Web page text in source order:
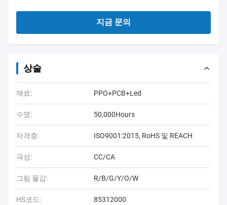
지금 문의
상술
재료: PPO+PCB+Led
수명: 50,000Hours
자격증: ISO9001:2015, RoHS 및 REACH
극성: CC/CA
그림 물감: R/B/G/Y/O/W
HS코드: 85312000